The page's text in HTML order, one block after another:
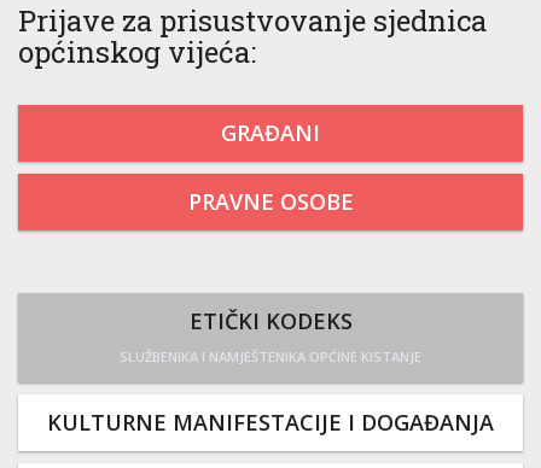
Prijave za prisustvovanje sjednica
općinskog vijeća:
GRAĐANI
PRAVNE OSOBE
ETIČKI KODEKS
SLUŽBENIKA I NAMJEŠTENIKA OPĆINE KISTANJE
KULTURNE MANIFESTACIJE I DOGAĐANJA